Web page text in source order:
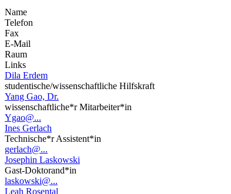
Name
Telefon
Fax
E-Mail
Raum
Links
Dila Erdem
studentische/wissenschaftliche Hilfskraft
Yang Gao, Dr.
wissenschaftliche*r Mitarbeiter*in
Ygao@...
Ines Gerlach
Technische*r Assistent*in
gerlach@...
Josephin Laskowski
Gast-Doktorand*in
laskowski@...
Leah Rosental